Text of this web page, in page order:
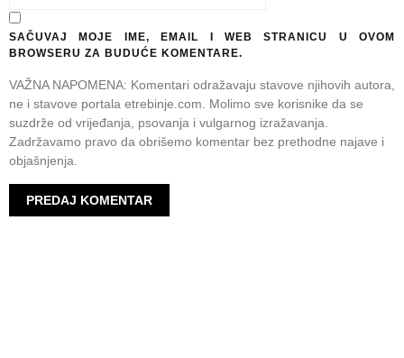
SAČUVAJ MOJE IME, EMAIL I WEB STRANICU U OVOM
BROWSERU ZA BUDUĆE KOMENTARE.
VAŽNA NAPOMENA: Komentari odražavaju stavove njihovih autora,
ne i stavove portala etrebinje.com. Molimo sve korisnike da se
suzdrže od vrijeđanja, psovanja i vulgarnog izražavanja.
Zadržavamo pravo da obrišemo komentar bez prethodne najave i
objašnjenja.